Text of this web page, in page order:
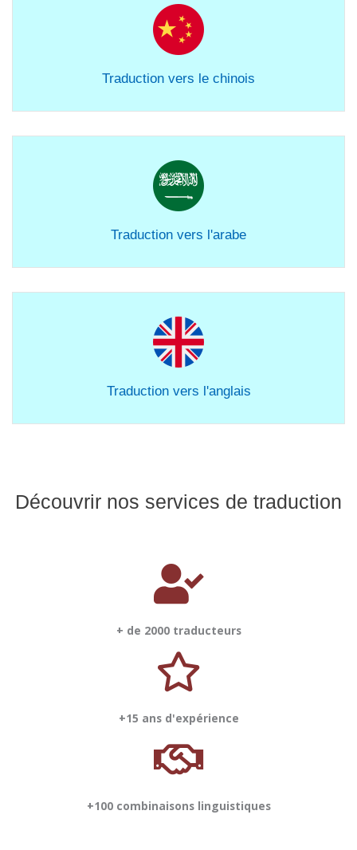
Traduction vers le chinois
Traduction vers l'arabe
Traduction vers l'anglais
Découvrir nos services de traduction
+ de 2000 traducteurs
+15 ans d'expérience
+100 combinaisons linguistiques